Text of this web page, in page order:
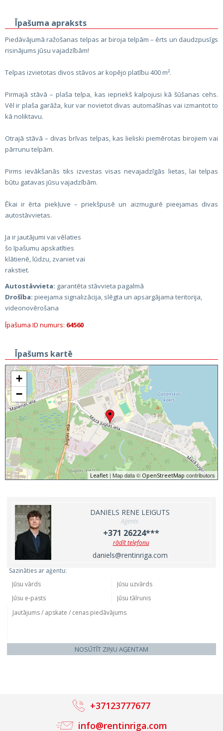
Īpašuma apraksts
Piedāvājumā ražošanas telpas ar biroja telpām – ērts un daudzpusīgs
risinājums jūsu vajadzībām!
Telpas izvietotas divos stāvos ar kopējo platību 400 m².
Pirmajā stāvā – plaša telpa, kas iepriekš kalpojusi kā šūšanas cehs.
Vēl ir plaša garāža, kur var novietot divas automašīnas vai izmantot to
kā noliktavu.
Otrajā stāvā – divas brīvas telpas, kas lieliski piemērotas birojiem vai
pārrunu telpām.
Pirms ievākšanās tiks izvestas visas nevajadzīgās lietas, lai telpas
būtu gatavas jūsu vajadzībām.
Ēkai ir ērta piekļuve – priekšpusē un aizmugurē pieejamas divas
autostāvvietas.
Ja ir jautājumi vai vēlaties
šo īpašumu apskatīties
klātienē, lūdzu, zvaniet vai
rakstiet.
Autostāvvieta: garantēta stāvvieta pagalmā
Drošība: pieejama signalizācija, slēgta un apsargājama teritorija,
videonovērošana
Īpašuma ID numurs: 64560
Īpašums kartē
+
−
Leaflet | Map data © OpenStreetMap contributors
DANIELS RENE LEIGUTS
Aģents
+371 26224***
rādīt telefonu
daniels@rentinriga.com
Sazināties ar aģentu:
NOSŪTĪT ZIŅU AĢENTAM
info@rentinriga.com
+37123777677